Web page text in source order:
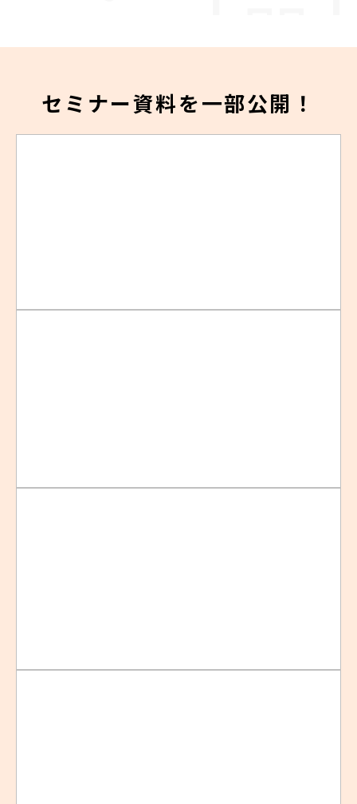
セミナー資料を一部公開！